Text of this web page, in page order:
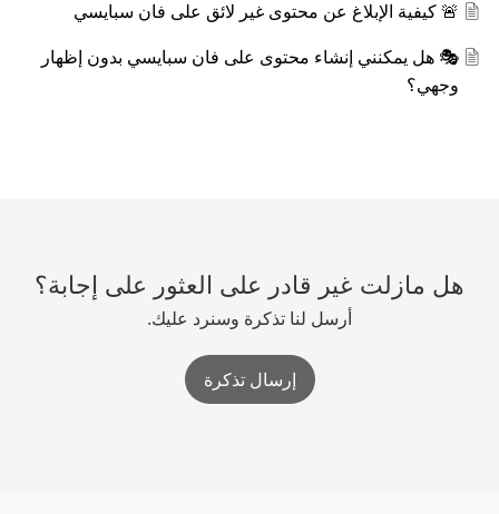
🚨 كيفية الإبلاغ عن محتوى غير لائق على فان سبايسي
🎭 هل يمكنني إنشاء محتوى على فان سبايسي بدون إظهار
وجهي؟
هل مازلت غير قادر على العثور على إجابة؟
أرسل لنا تذكرة وسنرد عليك.
إرسال تذكرة